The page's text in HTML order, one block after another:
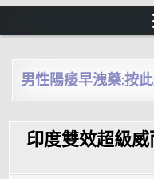
男性陽痿早洩藥:按
印度雙效超級